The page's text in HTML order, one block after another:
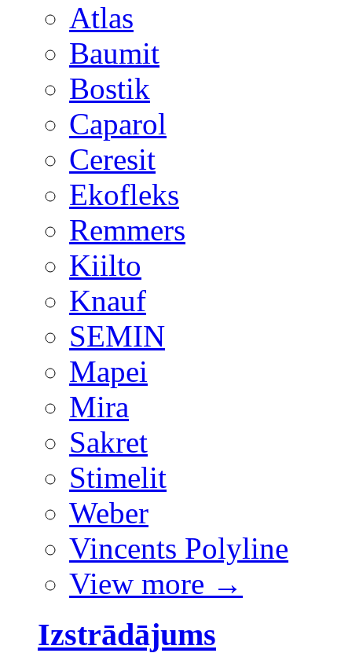
Atlas
Baumit
Bostik
Caparol
Ceresit
Ekofleks
Remmers
Kiilto
Knauf
SEMIN
Mapei
Mira
Sakret
Stimelit
Weber
Vincents Polyline
View more →
Izstrādājums